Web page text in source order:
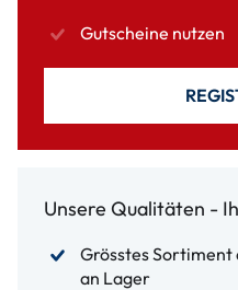
Gutscheine nutzen
Unsere Qualitäten -
Grösstes
an Lager